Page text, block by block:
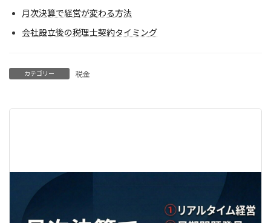
月次決算で経営が変わる方法
会社設立後の税理士契約タイミング
カテゴリー 税金